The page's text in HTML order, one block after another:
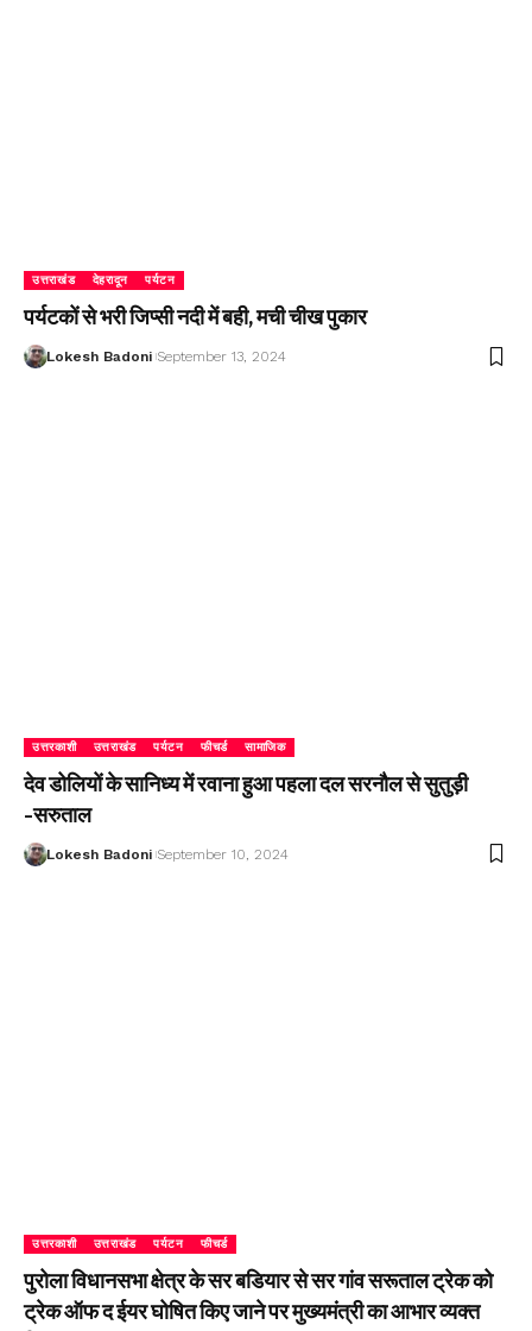
उत्तराखंड देहरादून पर्यटन
पर्यटकों से भरी जिप्सी नदी में बही, मची चीख पुकार
Lokesh Badoni September 13, 2024
उत्तरकाशी उत्तराखंड पर्यटन फीचर्ड सामाजिक
देव डोलियों के सानिध्य में रवाना हुआ पहला दल सरनौल से सुतुड़ी
-सरुताल
Lokesh Badoni September 10, 2024
उत्तरकाशी उत्तराखंड पर्यटन फीचर्ड
पुरोला विधानसभा क्षेत्र के सर बडियार से सर गांव सरूताल ट्रेक को
ट्रेक ऑफ द ईयर घोषित किए जाने पर मुख्यमंत्री का आभार व्यक्त